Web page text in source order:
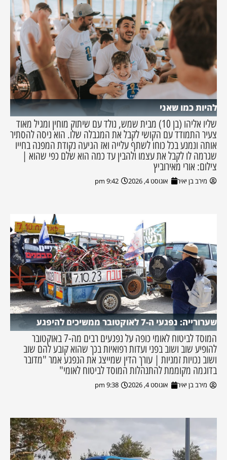
להיות כמו שאני
שליו אליהו (בן 10) מבית שמש, נולד עם שיתוק מוחין ומגיל מאוד
צעיר התמודד עם הקושי לקבל את המגבלה שלו. הוא ניסה להסתיר
אותה ונמנע בכל כוחו לשתף עלייה ואז הגיעה נקודת המפנה בחייו
שגרמה לו לקבל את עצמו ולהבין עד כמה הוא שלם כפי שהוא |
צילום: אורי מאירוביץ
מירב בן יאיר אוגוסט 4, 2026 9:42 pm
שערורייה: נפגעי ה-7 לאוקטובר ממשיכים להיפגע
המוסד לביטוח לאומי כופה על נפגעים רבים מה-7 באוקטובר
להופיע שוב ושוב בפני ועדות רפואיות בכך שהוא קובע להם שוב
ושוב נכויות זמניות | עורך הדין שמייצג את הנפגע אמר "מדובר
בדוגמה מקוממת להתנהלות המוסד לביטוח לאומי"
מירב בן יאיר אוגוסט 4, 2026 9:38 pm